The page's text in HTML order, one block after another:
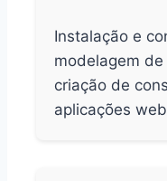
Instalação e
modelagem
criação de
aplicações